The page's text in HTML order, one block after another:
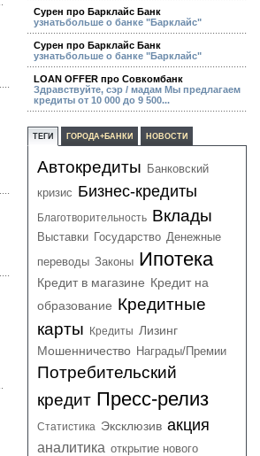
Сурен про Барклайс Банк
узнатьбольше о банке "Барклайс"
Сурен про Барклайс Банк
узнатьбольше о банке "Барклайс"
LOAN OFFER про Совкомбанк
Здравствуйте, сэр / мадам Мы предлагаем
кредиты от 10 000 до 9 500...
ТЕГИ ГОРОДА+БАНКИ НОВОСТИ
Автокредиты Банковский
кризис Бизнес-кредиты
Благотворительность Вклады
Выставки Государство Денежные
переводы Законы Ипотека
Кредит в магазине Кредит на
образование Кредитные
карты
Кредиты Лизинг
Мошенничество Награды/Премии
Потребительский
кредит Пресс-релиз
Статистика Эксклюзив акция
аналитика открытие нового